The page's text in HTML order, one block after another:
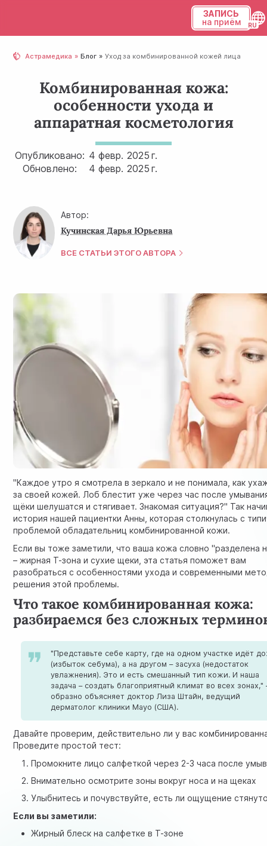
ЗАПИСЬ
на приём
Астрамедика Блог Уход за комбинированной кожей лица
Комбинированная кожа:
особенности ухода и
аппаратная косметология
Опубликовано: 4 февр. 2025 г.
Обновлено:
4 февр. 2025 г.
Автор:
Кучинская Дарья Юрьевна
ВСЕ СТАТЬИ ЭТОГО АВТОРА
"Каждое утро я смотрела в зеркало и не понимала, как
за своей кожей. Лоб блестит уже через час после
щёки шелушатся и стягивает. Знакомая ситуация?" Так
история нашей пациентки Анны, которая столкнулась с
проблемой обладательниц комбинированной кожи.
Если вы тоже заметили, что ваша кожа словно "разделена
– жирная Т-зона и сухие щеки, эта статья поможет вам
разобраться с особенностями ухода и современными
решения этой проблемы.
Что такое комбинированная кожа:
разбираемся без сложных
"Представьте себе карту, где на одном участке идёт
(избыток себума), а на другом – засуха (недостаток
увлажнения). Это и есть смешанный тип кожи. И наша
задача – создать благоприятный климат во всех зонах,"
образно объясняет доктор Лиза Штайн, ведущий
дерматолог клиники Mayo (США).
Давайте проверим, действительно ли у вас
Проведите простой тест:
Промокните лицо салфеткой через 2-3 часа после
Внимательно осмотрите зоны вокруг носа и на щеках
Улыбнитесь и почувствуйте, есть ли ощущение
Если вы заметили:
Жирный блеск на салфетке в Т-зоне